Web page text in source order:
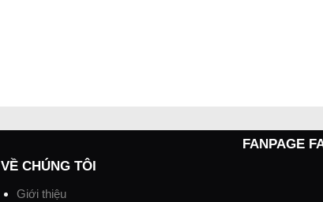
VỀ CHÚNG TÔI
Giới thiệu
FANPAGE